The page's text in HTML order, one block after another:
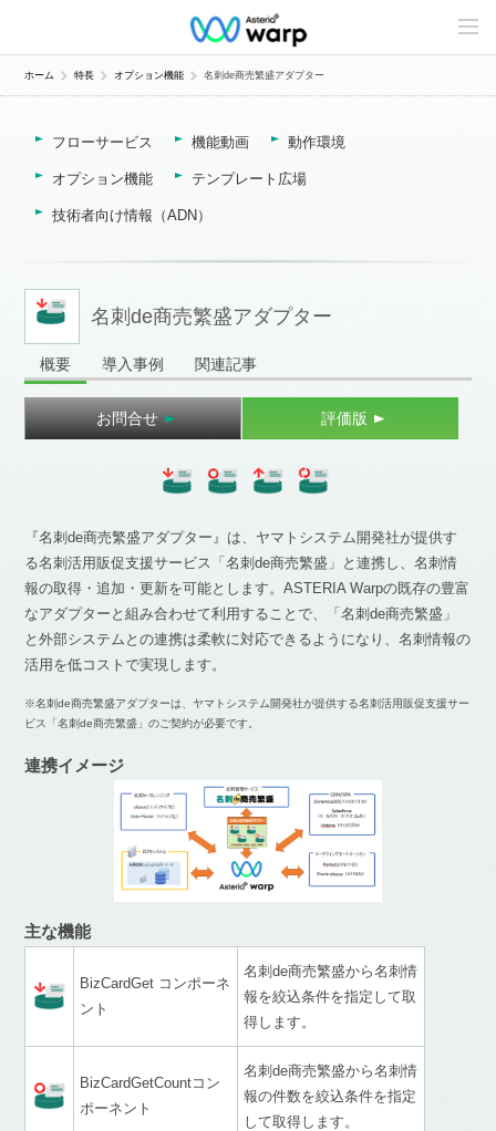
C
n
e
ホーム 特長 オプション機能 名刺de商売繁盛アダプター
フローサービス 機能動画 動作環境
オプション機能 テンプレート広場
技術者向け情報（ADN）
名刺de商売繁盛アダプター
概要 導入事例 関連記事
お問合せ 評価版
『名刺de商売繁盛アダプター』は、ヤマトシステム開発社が提供す
る名刺活用販促支援サービス「名刺de商売繁盛」と連携し、名刺情
報の取得・追加・更新を可能とします。ASTERIA Warpの既存の豊富
なアダプターと組み合わせて利用することで、「名刺de商売繁盛」
と外部システムとの連携は柔軟に対応できるようになり、名刺情報の
活用を低コストで実現します。
※名刺de商売繁盛アダプターは、ヤマトシステム開発社が提供する名刺活用販促支援サー
ビス「名刺de商売繁盛」のご契約が必要です。
連携イメージ
主な機能
BizCardGet コンポーネ
ント
名刺de商売繁盛から名刺情
報を絞込条件を指定して取
得します。
BizCardGetCountコン
ポーネント
名刺de商売繁盛から名刺情
報の件数を絞込条件を指定
して取得します。